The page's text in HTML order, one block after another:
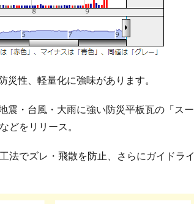
性、軽量化に強味があります。
震・台風・大雨に強い防災平板瓦の「スー
どをリリース。
法でズレ・飛散を防止、さらにガイドライ